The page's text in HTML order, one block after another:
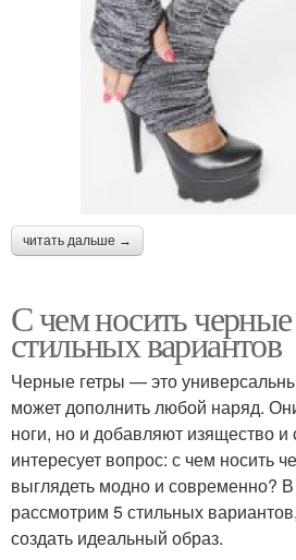
читать дальше →
С чем носить
стильных вариантов
Черные гетры — это
может дополнить любой наряд.
ноги, но и добавляют изящество и
интересует вопрос: с чем носить
выглядеть модно и современно?
рассмотрим 5 стильных
создать идеальный образ.